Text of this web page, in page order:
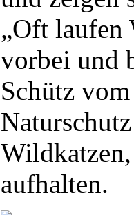
„Oft laufen
vorbei und
Schütz
aufhalten.